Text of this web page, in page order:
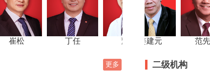
崔松 丁任 董平 董晓艳
房静远 袁红斌 姜建元 范先群
更多 二级机构